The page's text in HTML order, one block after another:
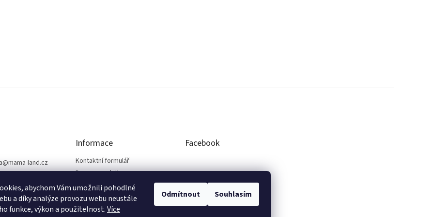
abychom Vám umožnili pohodlné
a díky analýze provozu webu neustále
funkce, výkon a použitelnost.Více
Odmítnout Souhlasím
@mama-land.cz
Informace
Kontaktní formulář
Doprava a platba
Obchodní podmínky
Ochrana osobních údajů
Reklamace a vrácení zboží
Facebook